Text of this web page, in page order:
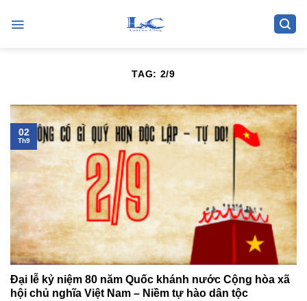
TAG: 2/9
Đại lễ kỷ niệm 80 năm Quốc khánh nước Cộng hòa xã
hội chủ nghĩa Việt Nam – Niềm tự hào dân tộc
02
Th9